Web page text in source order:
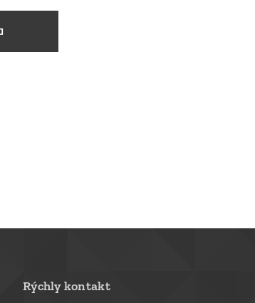
Rýchly kontakt